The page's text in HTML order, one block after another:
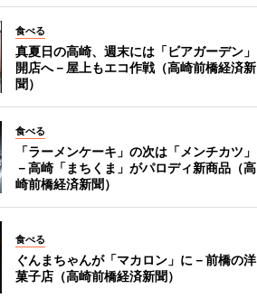
食べる
真夏日の高崎、週末には「ビアガーデン」
開店へ－屋上もエコ作戦（高崎前橋経済新
聞）
食べる
「ラーメンケーキ」の次は「メンチカツ」
－高崎「まちくま」がパロディ新商品（高
崎前橋経済新聞）
食べる
ぐんまちゃんが「マカロン」に－前橋の洋
菓子店（高崎前橋経済新聞）